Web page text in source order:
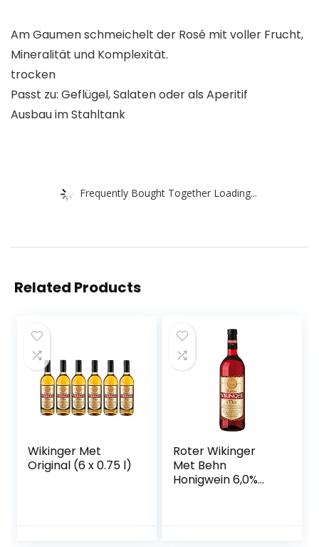
Am Gaumen schmeichelt der Rosé mit voller Frucht,
Mineralität und Komplexität.
trocken
Passt zu: Geflügel, Salaten oder als Aperitif
Ausbau im Stahltank
Frequently Bought Together Loading...
Related Products
Wikinger Met
Original (6 x 0.75 l)
Roter Wikinger
Met Behn
Honigwein 6,0%